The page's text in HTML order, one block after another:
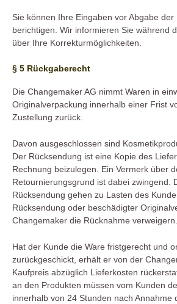
Sie können Ihre Eingaben vor Abgabe
berichtigen. Wir informieren Sie während
über Ihre Korrekturmöglichkeiten.
§ 5 Rückgaberecht
Die Changemaker AG nimmt Waren in
Originalverpackung innerhalb einer Frist
Zustellung zurück.
Davon ausgeschlossen sind
Der Rücksendung ist eine Kopie des
Rechnung beizulegen. Ein Vermerk über
Retournierungsgrund ist dabei zwingend.
Rücksendung gehen zu Lasten des
Rücksendung oder beschädigter
Changemaker die Rücknahme verweigern.
Hat der Kunde die Ware fristgerecht und
zurückgeschickt, erhält er von der
Kaufpreis abzüglich Lieferkosten
an den Produkten müssen vom Kunden
innerhalb von 24 Stunden nach Annahme